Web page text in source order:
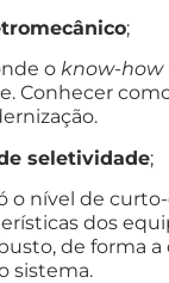
;
o know-how
Conhecer
seletividade;
nível de
dos
de forma
sistema.